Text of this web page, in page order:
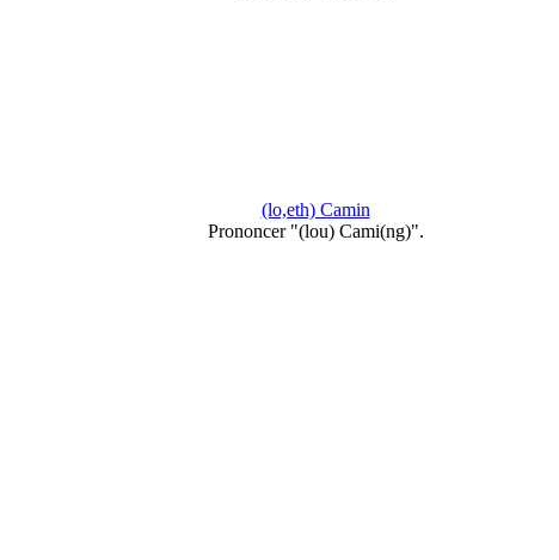
(lo,eth) Camin
Prononcer "(lou) Cami(ng)".